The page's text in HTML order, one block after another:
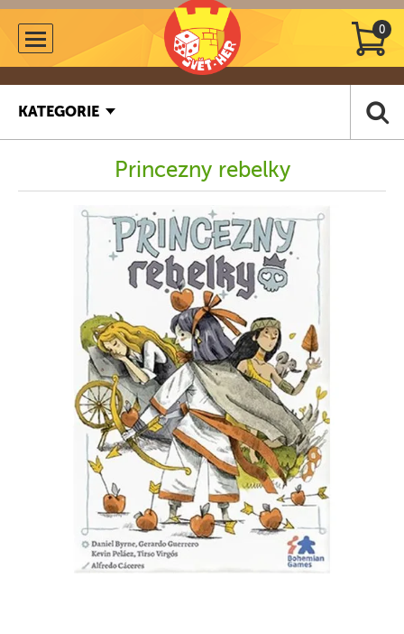
0
KATEGORIE
Princezny rebelky